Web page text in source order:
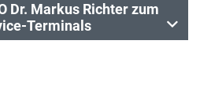
Dr. Markus Richter zum
Terminals